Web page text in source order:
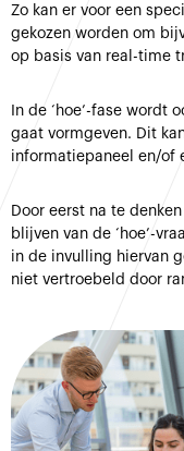
Zo kan er voor een
gekozen worden om
op basis van real-time
In de ‘hoe’-fase wordt
gaat vormgeven. Dit
informatiepaneel en/of
Door eerst na te
blijven van de ‘hoe’-
in de invulling hiervan
niet vertroebeld door